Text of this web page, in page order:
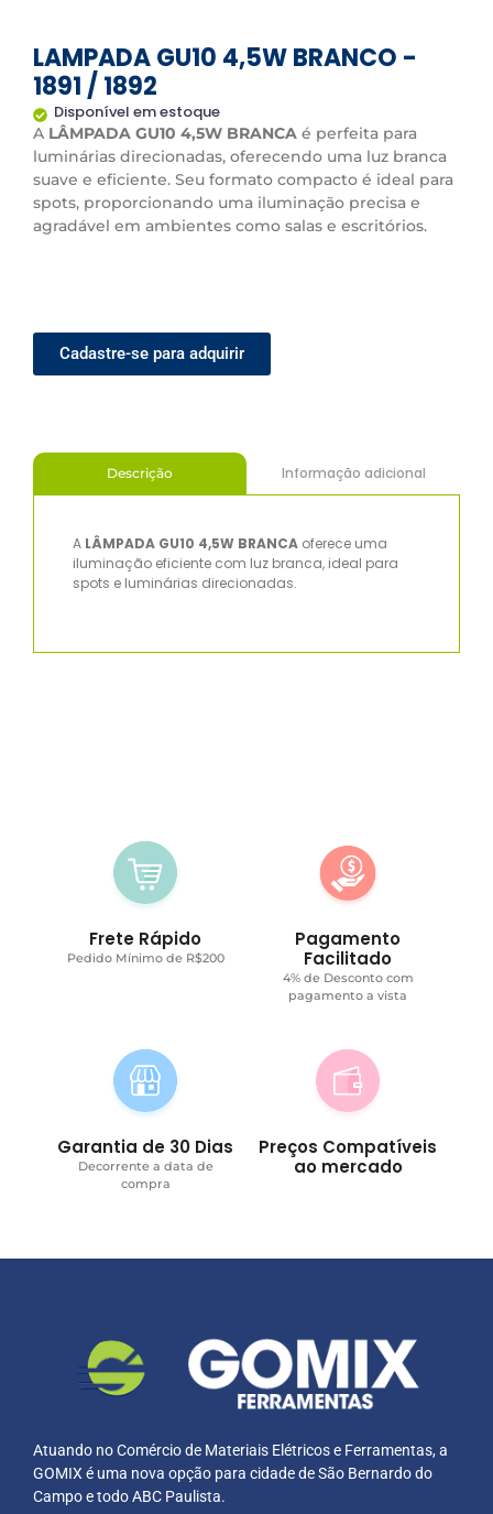
LAMPADA GU10 4,5W BRANCO -
1891 / 1892
Disponível em estoque
A LÂMPADA GU10 4,5W BRANCA é perfeita para
luminárias direcionadas, oferecendo uma luz branca
suave e eficiente. Seu formato compacto é ideal para
spots, proporcionando uma iluminação precisa e
agradável em ambientes como salas e escritórios.
Cadastre-se para adquirir
Descrição Informação adicional
A LÂMPADA GU10 4,5W BRANCA oferece uma
iluminação eficiente com luz branca, ideal para
spots e luminárias direcionadas.
Frete Rápido
Pedido Mínimo de R$200
Pagamento
Facilitado
4% de Desconto com
pagamento a vista
Garantia de 30 Dias
Decorrente a data de
compra
Preços Compatíveis
ao mercado
Atuando no Comércio de Materiais Elétricos e Ferramentas, a
GOMIX é uma nova opção para cidade de São Bernardo do
Campo e todo ABC Paulista.